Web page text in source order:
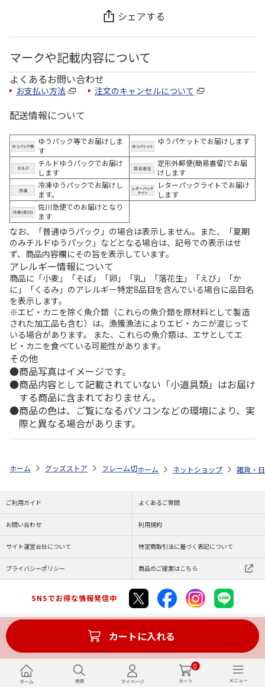
0
シェアする
マークや記載内容について
よくあるお問い合わせ
お支払い方法 注文のキャンセルについて
配送情報について
ゆうパック等でお届けしま
す
ゆうパケットでお届けします
チルドゆうパックでお届け
します
定形外郵便(簡易書留)でお届
けします
冷凍ゆうパックでお届けし
ます。
レターパックライトでお届け
します
佐川急便でのお届けとなり
ます
なお、「普通ゆうパック」の場合は表示しません。また、「夏期
のみチルドゆうパック」などとなる場合は、記号での表示はせ
ず、商品内容欄にその旨を表示しています。
アレルギー情報について
商品に「小麦」「そば」「卵」「乳」「落花生」「えび」「か
に」「くるみ」のアレルギー特定8品目を含んでいる場合に品目名
を表示します。
※エビ・カニを除く魚介類（これらの魚介類を原材料として製造
された加工品も含む）は、漁獲漁法によりエビ・カニが混じって
いる場合があります。 また、これらの魚介類は、エサとしてエ
ビ・カニを食べている可能性があります。
その他
商品写真はイメージです。
商品内容として記載されていない「小道具類」はお届け
する商品に含まれておりません。
商品の色は、ご覧になるパソコンなどの環境により、実
際と異なる場合があります。
カートに入れる
ホーム グッズストア フレーム切手セット よこみぞゆりのなんで
ホーム ネットショップ 雑貨・
ご利用ガイド よくあるご質問
お問い合わせ 利用規約
サイト運営会社について 特定商取引法に基づく表記について
プライバシーポリシー 商品のご提案はこちら
SNSでお得な情報発信中